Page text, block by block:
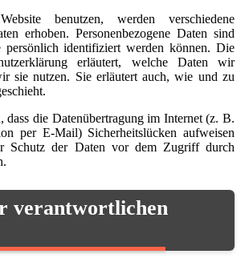
benutzen, werden verschiedene
erhoben. Personenbezogene Daten sind
persönlich identifiziert werden können. Die
erläutert, welche Daten wir
sie nutzen. Sie erläutert auch, wie und zu
dass die Datenübertragung im Internet (z. B.
per E-Mail) Sicherheitslücken aufweisen
Schutz der Daten vor dem Zugriff durch
verantwortlichen